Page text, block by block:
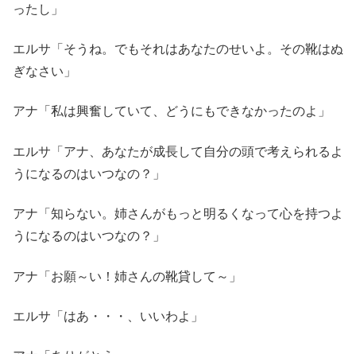
ったし」
エルサ「そうね。でもそれはあなたのせいよ。その靴はぬ
ぎなさい」
アナ「私は興奮していて、どうにもできなかったのよ」
エルサ「アナ、あなたが成長して自分の頭で考えられるよ
うになるのはいつなの？」
アナ「知らない。姉さんがもっと明るくなって心を持つよ
うになるのはいつなの？」
アナ「お願～い！姉さんの靴貸して～」
エルサ「はあ・・・、いいわよ」